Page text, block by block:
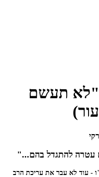
"לא תעשם
להתגדל בהם..."
- עוד לא עבר את עריכת הרב